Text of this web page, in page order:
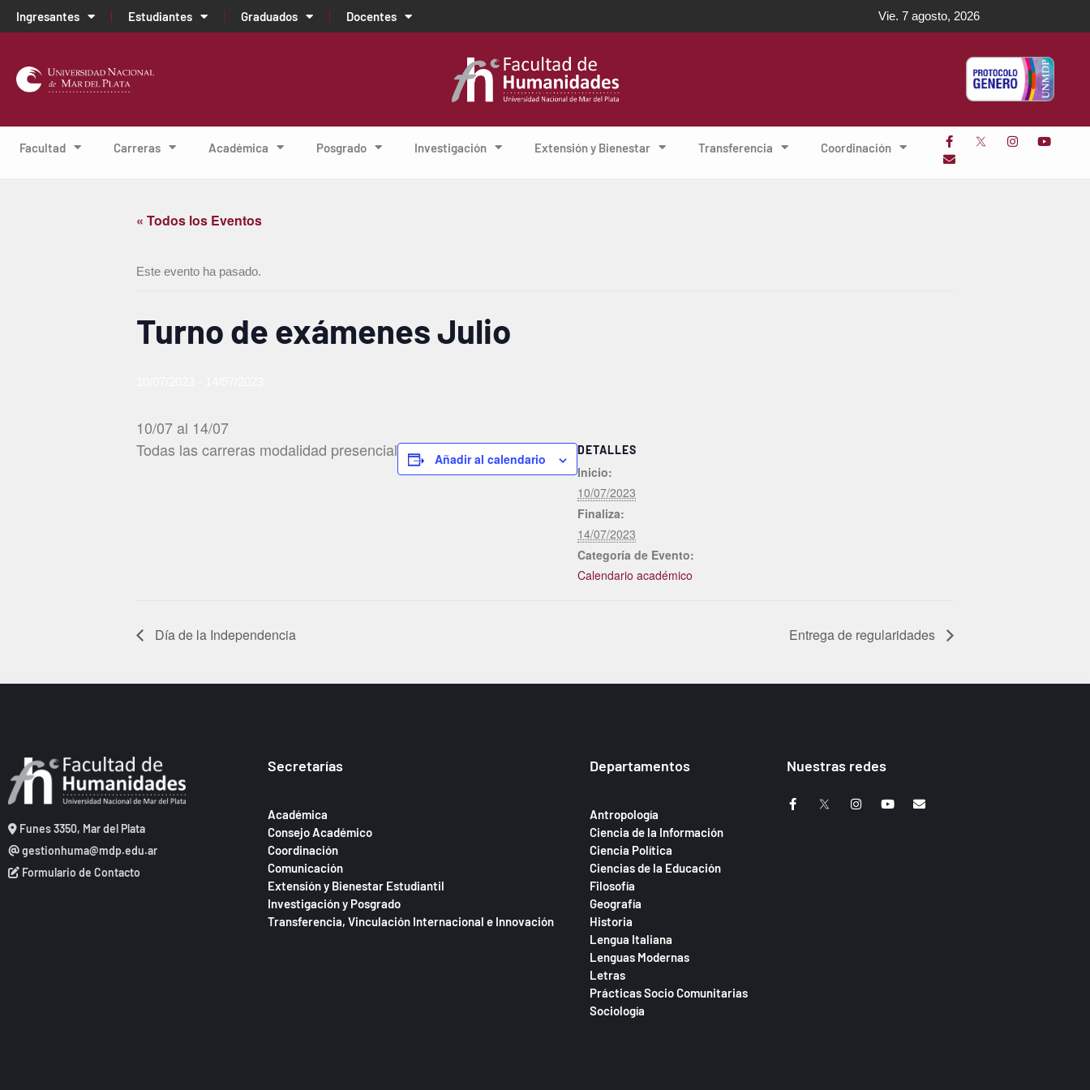
Ingresantes Estudiantes Graduados Docentes Vie. 7 agosto, 2026
Facultad Carreras Académica Posgrado Investigación Extensión y Bienestar Transferencia Coordinación
« Todos los Eventos
Este evento ha pasado.
Turno de exámenes Julio
10/07 al 14/07
Todas las carreras modalidad presencial
Añadir al calendario
DETALLES
Inicio:
10/07/2023
Finaliza:
14/07/2023
Categoría de Evento:
Calendario académico
Día de la Independencia Entrega de regularidades
Funes 3350, Mar del Plata
gestionhuma@mdp.edu.ar
Formulario de Contacto
Secretarías
Académica
Consejo Académico
Coordinación
Comunicación
Extensión y Bienestar Estudiantil
Investigación y Posgrado
Transferencia, Vinculación Internacional e Innovación
Departamentos
Antropología
Ciencia de la Información
Ciencia Política
Ciencias de la Educación
Filosofía
Geografía
Historia
Lengua Italiana
Lenguas Modernas
Letras
Prácticas Socio Comunitarias
Sociología
Nuestras redes